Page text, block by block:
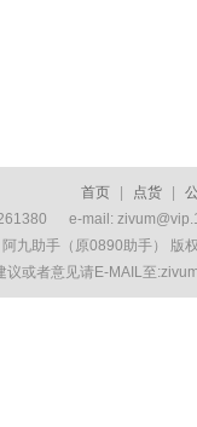
首页 点货
e-mail:
九助手（原0890助手） 版
议或者意见请E-MAIL至